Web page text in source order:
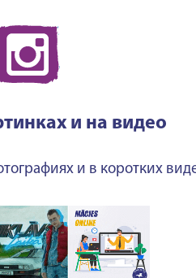
и на видео
и в коротких